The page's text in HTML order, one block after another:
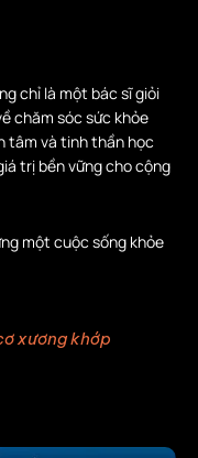
chỉ là một bác sĩ giỏi
chăm sóc sức khỏe
tâm và tinh thần học
trị bền vững cho cộng
một cuộc sống khỏe
xương khớp